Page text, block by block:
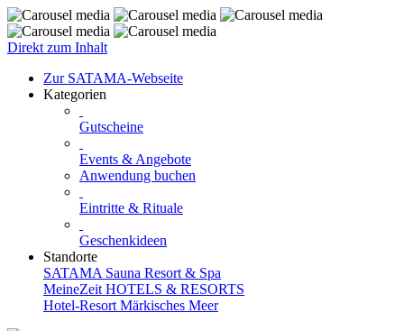
Direkt zum Inhalt
Zur SATAMA-Webseite
Kategorien
Gutscheine
Events & Angebote
Anwendung buchen
Eintritte & Rituale
Geschenkideen
Standorte
SATAMA Sauna Resort & Spa
MeineZeit HOTELS & RESORTS
Hotel-Resort Märkisches Meer